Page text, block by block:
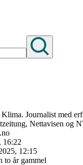
Journalist med
Nettavisen og
16:22
12:15
to år gammel